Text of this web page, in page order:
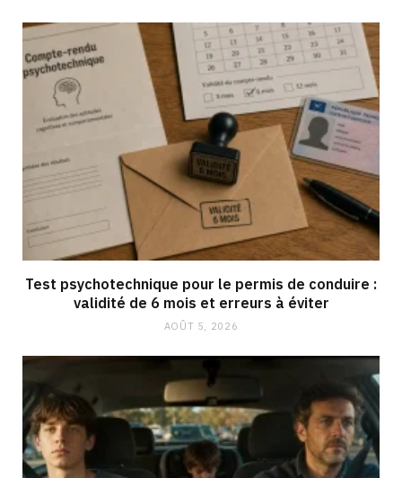
Test psychotechnique pour le permis de conduire :
validité de 6 mois et erreurs à éviter
AOÛT 5, 2026